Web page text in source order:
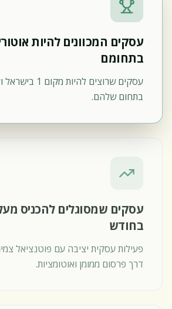
עסקים המכוונים להיות
בתחומם
עסקים שרוצים
בתחום שלהם.
בחודש
פעילות עסקית יציבה עם פוטנציאל
דרך פרסום ממומן ואוטומציות.